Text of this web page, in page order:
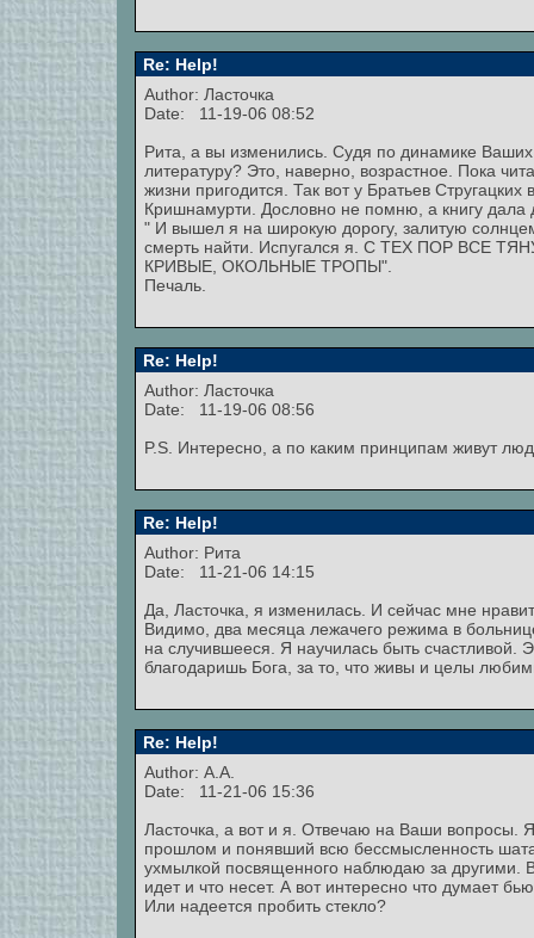
Re: Help!
Author: Ласточка
Date: 11-19-06 08:52
Рита, а вы изменились. Судя по динамике
литературу? Это, наверно, возрастное. Пока
жизни пригодится. Так вот у Братьев
Кришнамурти. Дословно не помню, а книгу дала
" И вышел я на широкую дорогу, залитую
смерть найти. Испугался я. С ТЕХ ПОР
КРИВЫЕ, ОКОЛЬНЫЕ ТРОПЫ".
Печаль.
Re: Help!
Author: Ласточка
Date: 11-19-06 08:56
P.S. Интересно, а по каким принципам живут
Re: Help!
Author: Рита
Date: 11-21-06 14:15
Да, Ласточка, я изменилась. И сейчас мне
Видимо, два месяца лежачего режима в
на случившееся. Я научилась быть счастливой.
благодаришь Бога, за то, что живы и целы
Re: Help!
Author: А.А.
Date: 11-21-06 15:36
Ласточка, а вот и я. Отвечаю на Ваши
прошлом и понявший всю бессмысленность
ухмылкой посвященного наблюдаю за другими.
идет и что несет. А вот интересно что думает
Или надеется пробить стекло?